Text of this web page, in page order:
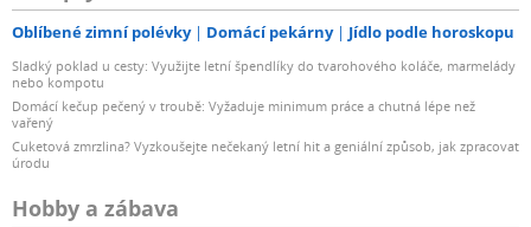
Oblíbené zimní polévky Domácí pekárny Jídlo podle horoskopu
Sladký poklad u cesty: Využijte letní špendlíky do tvarohového koláče, marmelády
nebo kompotu
Domácí kečup pečený v troubě: Vyžaduje minimum práce a chutná lépe než
vařený
Cuketová zmrzlina? Vyzkoušejte nečekaný letní hit a geniální způsob, jak zpracovat
úrodu
Hobby a zábava